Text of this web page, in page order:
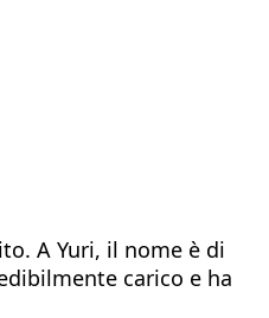
A Yuri, il nome è di
carico e ha